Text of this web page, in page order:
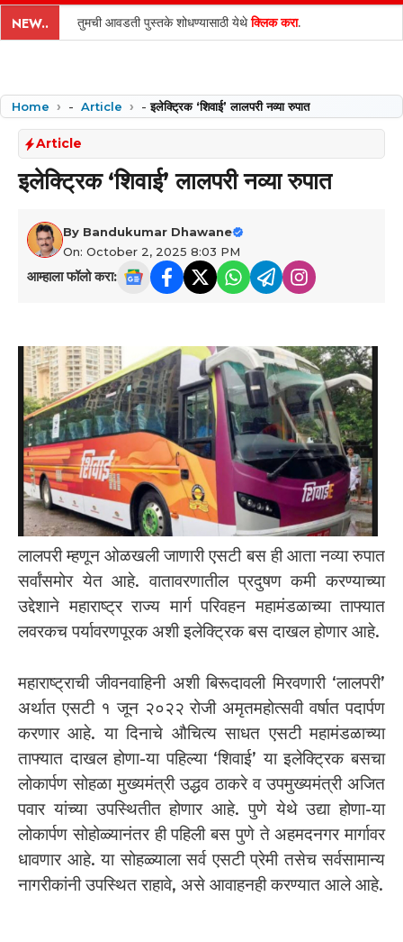
content
NEW.. तुमची आवडती पुस्तके शोधण्यासाठी येथेक्लिक करा.
Home - Article -इलेक्ट्रिक ‘शिवाई’ लालपरी नव्या रुपात
Article
इलेक्ट्रिक ‘शिवाई’ लालपरी नव्या रुपात
By Bandukumar Dhawane
On: October 2, 2025 8:03 PM
आम्हाला फॉलो करा:
लालपरी म्हणून ओळखली जाणारी एसटी बस ही आता नव्या रुपात
सर्वांसमोर येत आहे. वातावरणातील प्रदुषण कमी करण्याच्या
उद्देशाने महाराष्ट्र राज्य मार्ग परिवहन महामंडळाच्या ताफ्यात
लवरकच पर्यावरणपूरक अशी इलेक्ट्रिक बस दाखल होणार आहे.
महाराष्ट्राची जीवनवाहिनी अशी बिरूदावली मिरवणारी ‘लालपरी’
अर्थात एसटी १ जून २०२२ रोजी अमृतमहोत्सवी वर्षात पदार्पण
करणार आहे. या दिनाचे औचित्य साधत एसटी महामंडळाच्या
ताफ्यात दाखल होणा-या पहिल्या ‘शिवाई’ या इलेक्ट्रिक बसचा
लोकार्पण सोहळा मुख्यमंत्री उद्धव ठाकरे व उपमुख्यमंत्री अजित
पवार यांच्या उपस्थितीत होणार आहे. पुणे येथे उद्या होणा-या
लोकार्पण सोहोळ्यानंतर ही पहिली बस पुणे ते अहमदनगर मार्गावर
धावणार आहे. या सोहळ्याला सर्व एसटी प्रेमी तसेच सर्वसामान्य
नागरीकांनी उपस्थित राहावे, असे आवाहनही करण्यात आले आहे.